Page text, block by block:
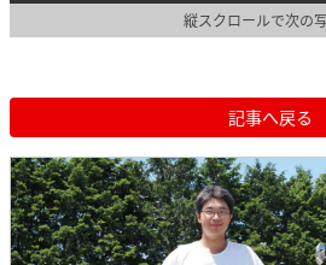
縦スクロールで次の
記事へ戻る